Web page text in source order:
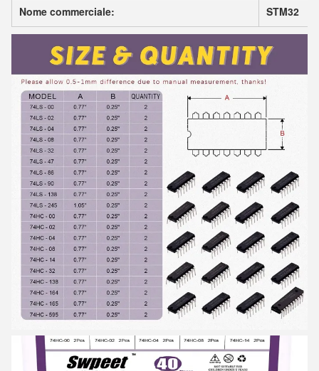
Nome commerciale:
STM32